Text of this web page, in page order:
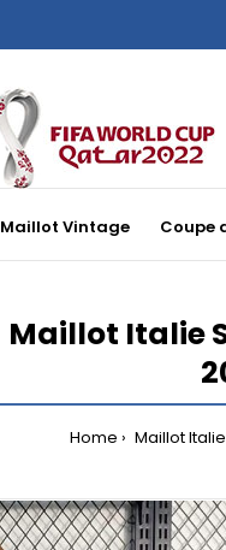
Maillot Vintage Coupe
Maillot Italie
Home Maillot